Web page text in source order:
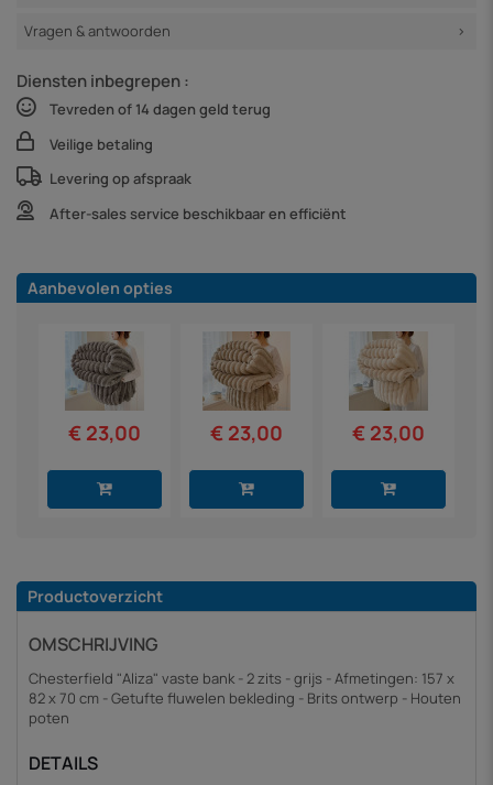
Vragen & antwoorden
Diensten inbegrepen :
Tevreden of 14 dagen geld terug
Veilige betaling
Levering op afspraak
After-sales service beschikbaar en efficiënt
Aanbevolen opties
€ 23,00 € 23,00 € 23,00
Productoverzicht
OMSCHRIJVING
Chesterfield "Aliza" vaste bank - 2 zits - grijs - Afmetingen: 157 x
82 x 70 cm - Getufte fluwelen bekleding - Brits ontwerp - Houten
poten
DETAILS